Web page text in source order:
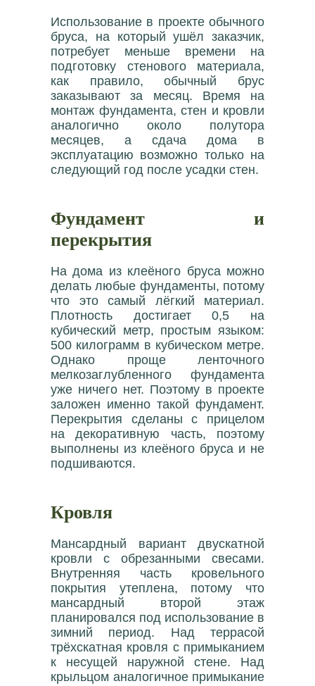
Использование в проекте обычного
бруса, на который ушёл заказчик,
потребует меньше времени на
подготовку стенового материала,
как правило, обычный брус
заказывают за месяц. Время на
монтаж фундамента, стен и кровли
аналогично около полутора
месяцев, а сдача дома в
эксплуатацию возможно только на
следующий год после усадки стен.
Фундамент и
перекрытия
На дома из клеёного бруса можно
делать любые фундаменты, потому
что это самый лёгкий материал.
Плотность достигает 0,5 на
кубический метр, простым языком:
500 килограмм в кубическом метре.
Однако проще ленточного
мелкозаглубленного фундамента
уже ничего нет. Поэтому в проекте
заложен именно такой фундамент.
Перекрытия сделаны с прицелом
на декоративную часть, поэтому
выполнены из клеёного бруса и не
подшиваются.
Кровля
Мансардный вариант двускатной
кровли с обрезанными свесами.
Внутренняя часть кровельного
покрытия утеплена, потому что
мансардный второй этаж
планировался под использование в
зимний период. Над террасой
трёхскатная кровля с примыканием
к несущей наружной стене. Над
крыльцом аналогичное примыкание